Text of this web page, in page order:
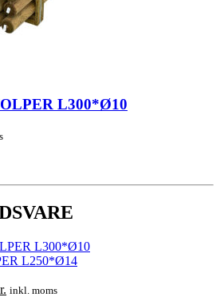
L300*Ø10
L250*Ø14
Den
inkl. moms